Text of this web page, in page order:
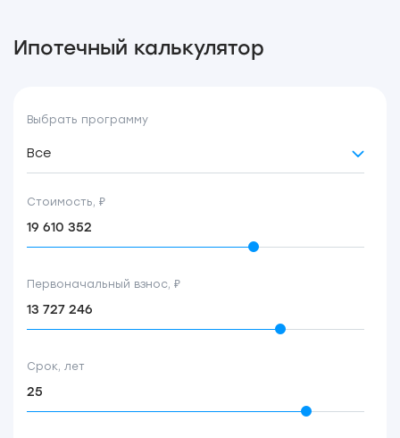
Ипотечный калькулятор
Выбрать программу
Все
Стоимость, ₽
Первоначальный взнос, ₽
Срок, лет